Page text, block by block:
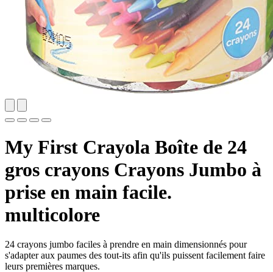
My First Crayola Boîte de 24
gros crayons Crayons Jumbo à
prise en main facile.
multicolore
24 crayons jumbo faciles à prendre en main dimensionnés pour
s'adapter aux paumes des tout-its afin qu'ils puissent facilement faire
leurs premières marques.